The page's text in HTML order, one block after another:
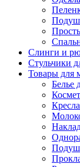
Слинги и
Стульчики
Товары для
Белье